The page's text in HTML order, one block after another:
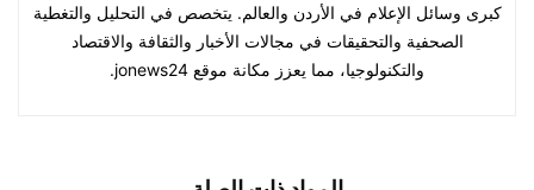
كبرى وسائل الإعلام في الأردن والعالم. يتخصص في التحليل والتغطية
الصحفية والتحقيقات في مجالات الأخبار والثقافة والاقتصاد
والتكنولوجيا، مما يعزز مكانة موقع jonews24.